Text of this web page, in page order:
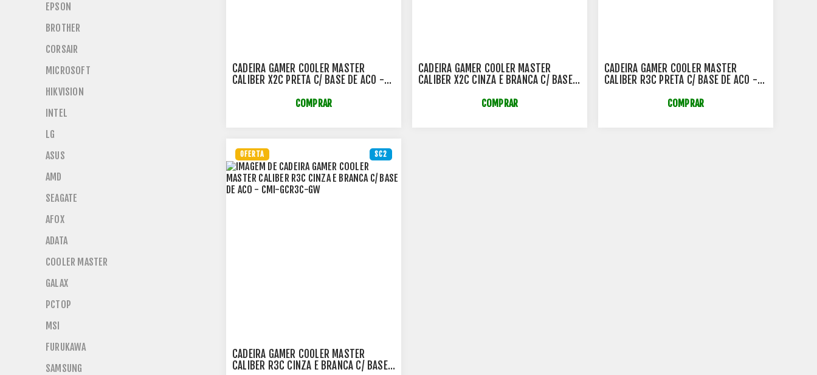
CADEIRA GAMER COOLER MASTER
CALIBER X2C PRETA C/ BASE DE ACO -
COMPRAR
CADEIRA GAMER COOLER MASTER
CALIBER X2C CINZA E BRANCA C/ BASE
COMPRAR
CADEIRA GAMER COOLER MASTER
CALIBER R3C PRETA C/ BASE DE ACO -
COMPRAR
SC2
OFERTA
CADEIRA GAMER COOLER MASTER
CALIBER R3C CINZA E BRANCA C/ BASE
EPSON
BROTHER
CORSAIR
MICROSOFT
HIKVISION
INTEL
LG
ASUS
AMD
SEAGATE
AFOX
ADATA
COOLER MASTER
GALAX
PCTOP
MSI
FURUKAWA
SAMSUNG